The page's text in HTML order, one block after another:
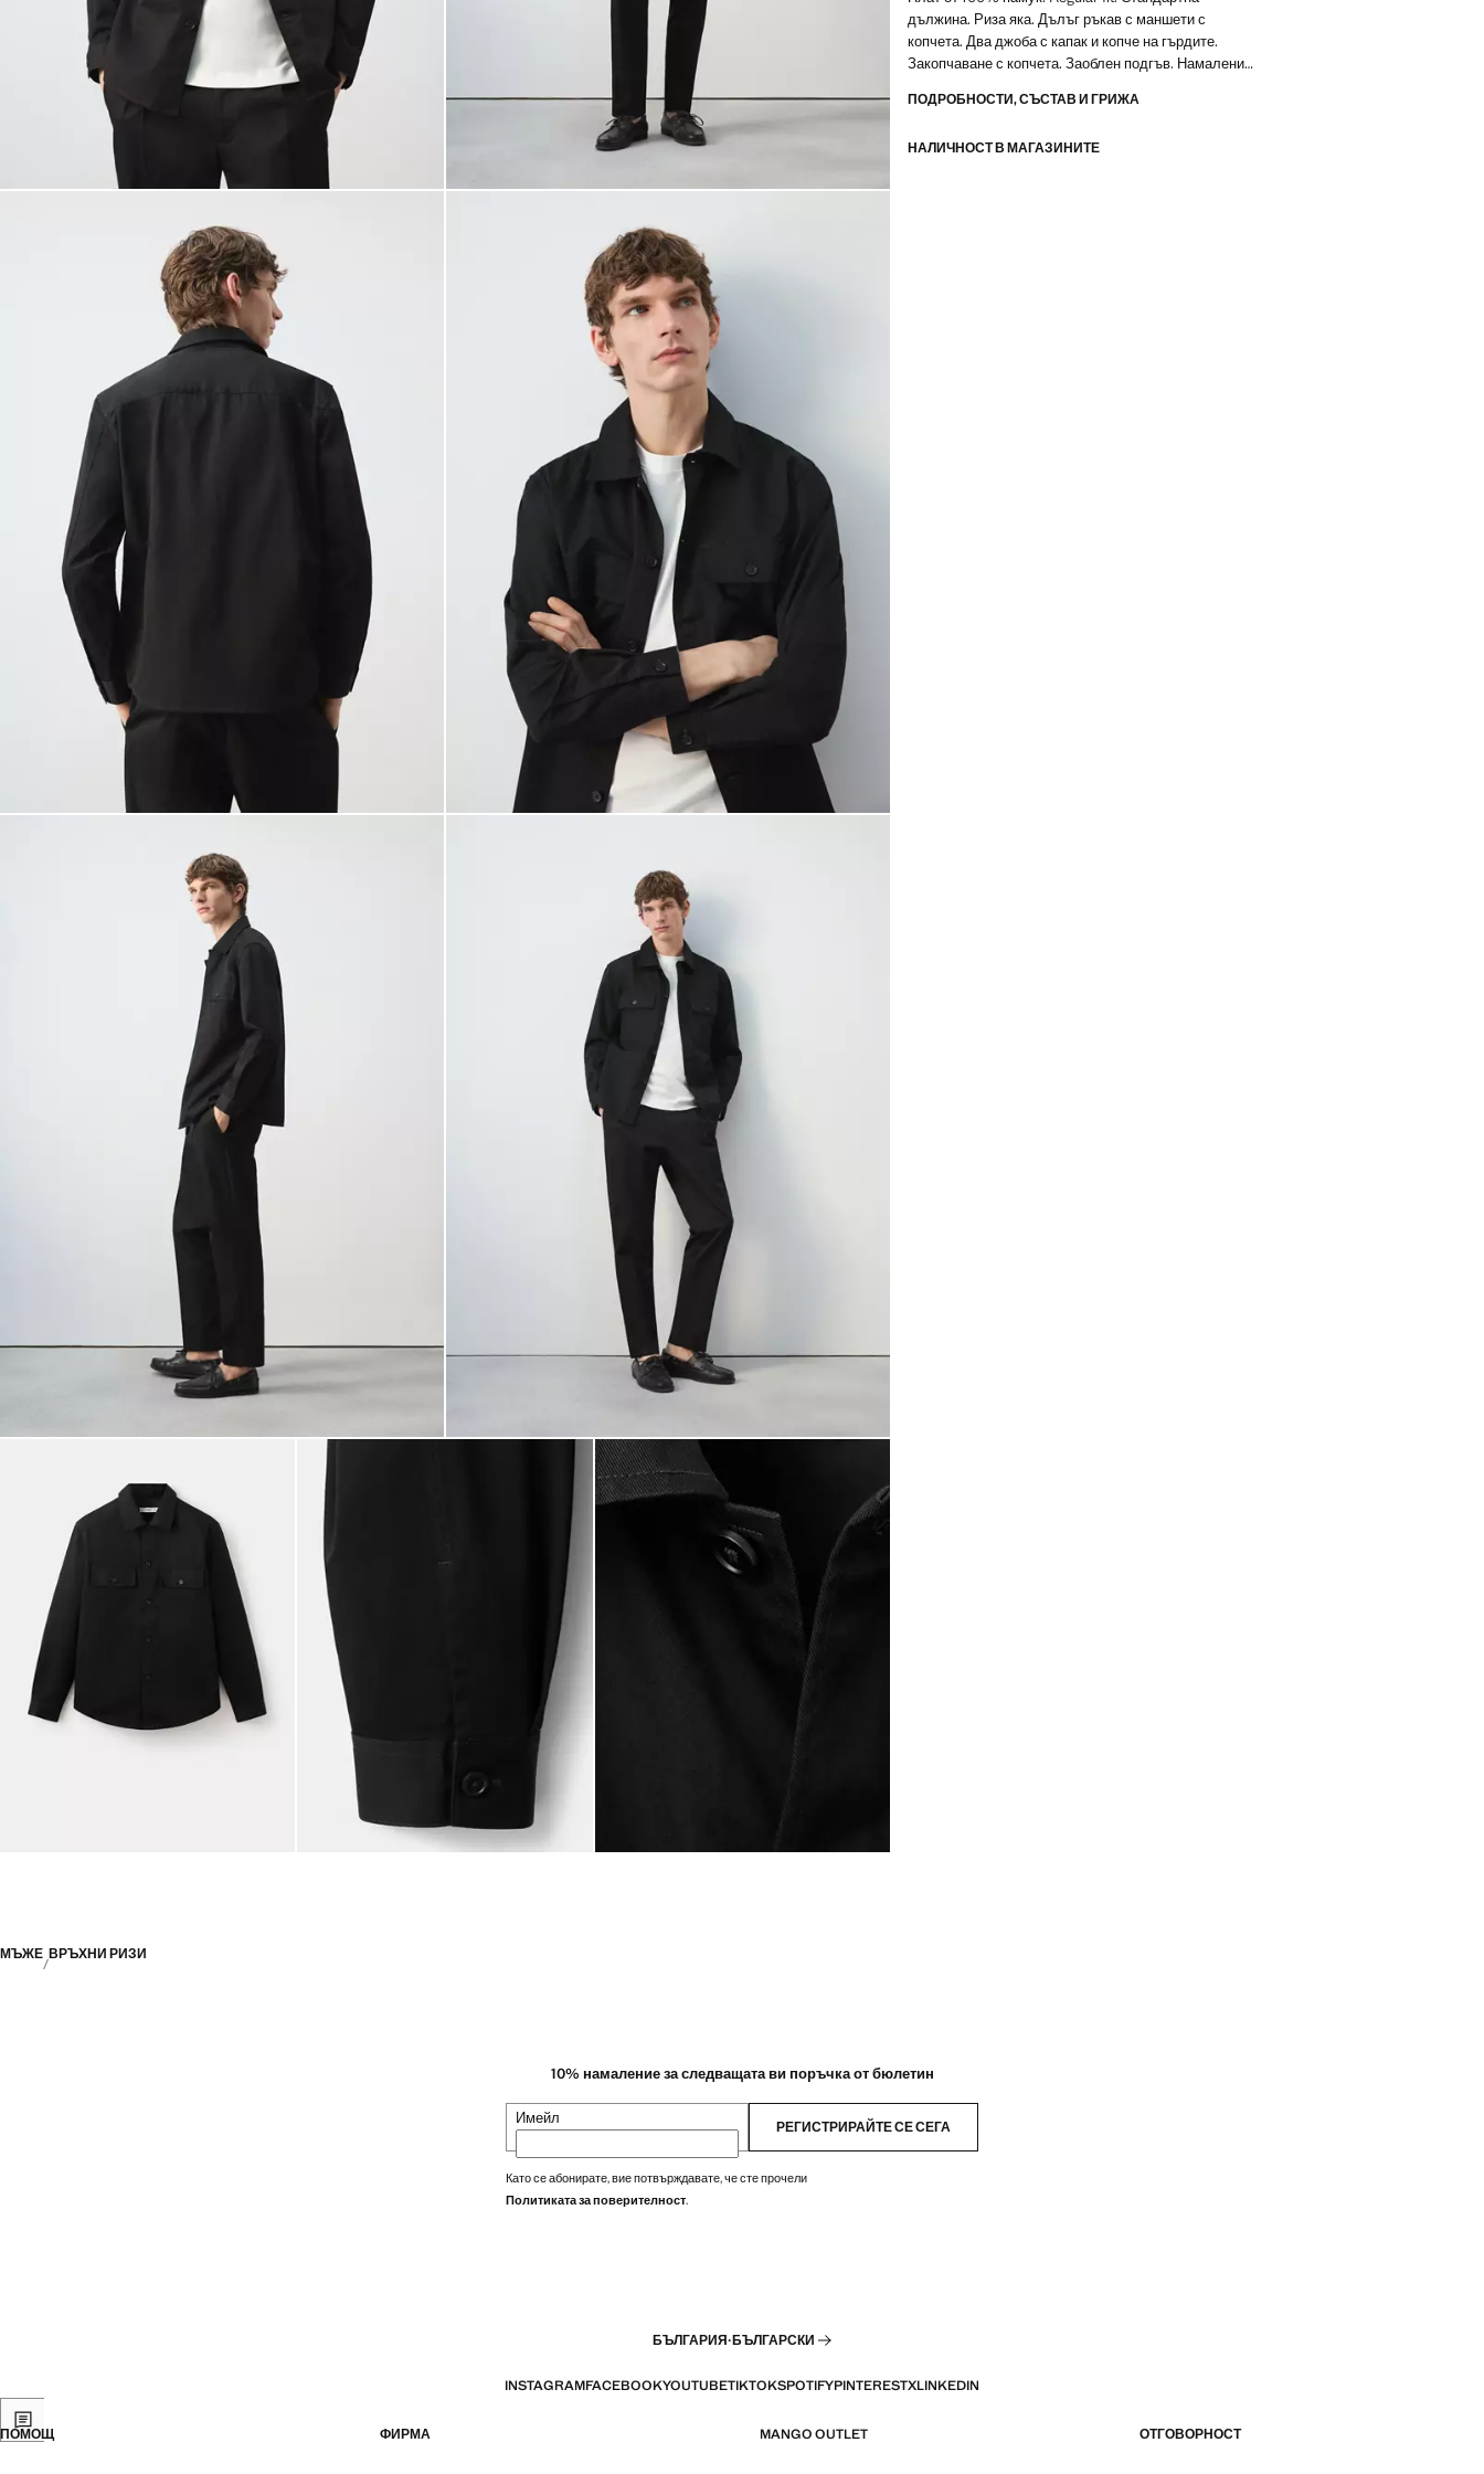
дължина. Риза яка. Дълъг ръкав с маншети с
копчета. Два джоба с капак и копче на гърдите.
Закопчаване с копчета. Заоблен подгъв. Намаление
ПОДРОБНОСТИ, СЪСТАВ И ГРИЖА
НАЛИЧНОСТ В МАГАЗИНИТЕ
МЪЖЕ ВРЪХНИ РИЗИ
10% намаление за следващата ви поръчка от бюлетин
Имейл РЕГИСТРИРАЙТЕ СЕ СЕГА
Като се абонирате, вие потвърждавате, че сте прочели
Политиката за поверителност.
БЪЛГАРИЯ·БЪЛГАРСКИ
INSTAGRAMFACEBOOKYOUTUBETIKTOKSPOTIFYPINTERESTXLINKEDIN
ПОМОЩ ФИРМА MANGO OUTLET ОТГОВОРНОСТ